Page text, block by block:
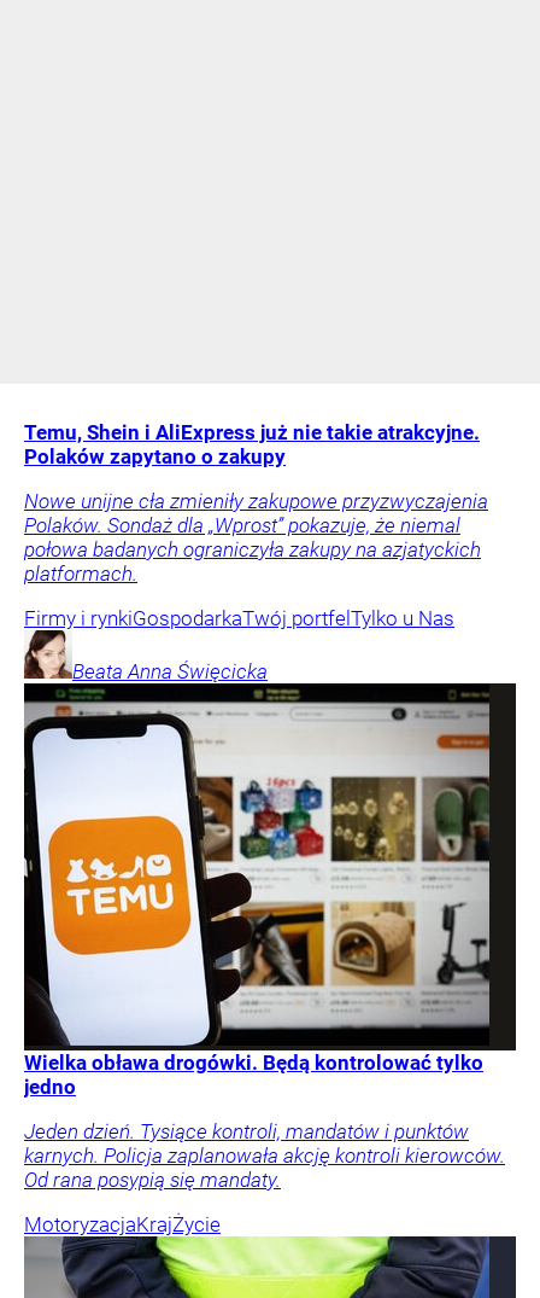
Temu, Shein i AliExpress już nie takie atrakcyjne.
Polaków zapytano o zakupy
Nowe unijne cła zmieniły zakupowe przyzwyczajenia
Polaków. Sondaż dla „Wprost” pokazuje, że niemal
połowa badanych ograniczyła zakupy na azjatyckich
platformach.
Firmy i rynkiGospodarkaTwój portfelTylko u Nas
Beata Anna Święcicka
Wielka obława drogówki. Będą kontrolować tylko
jedno
Jeden dzień. Tysiące kontroli, mandatów i punktów
karnych. Policja zaplanowała akcję kontroli kierowców.
Od rana posypią się mandaty.
MotoryzacjaKrajŻycie